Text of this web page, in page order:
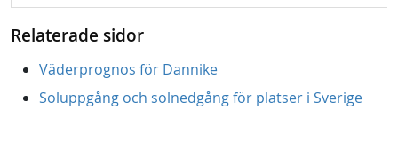
Relaterade sidor
Väderprognos för Dannike
Soluppgång och solnedgång för platser i Sverige